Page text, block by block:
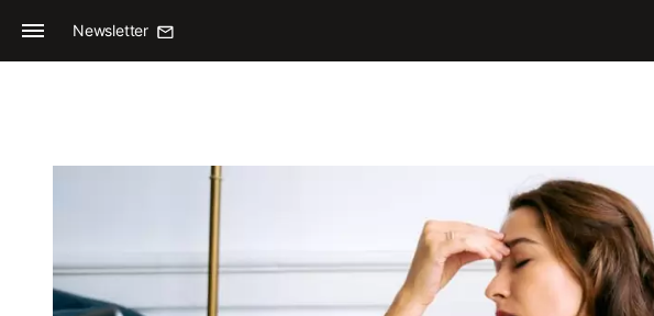
Newsletter